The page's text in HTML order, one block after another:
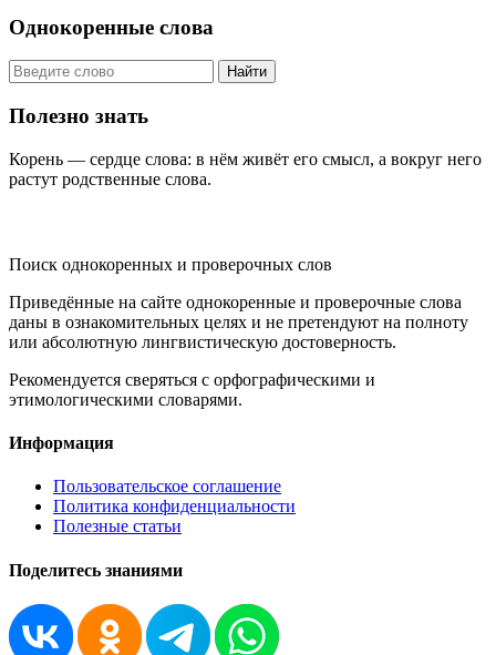
Однокоренные слова
Найти
Полезно знать
Корень — сердце слова: в нём живёт его смысл, а вокруг него
растут родственные слова.
Поиск однокоренных и проверочных слов
Приведённые на сайте однокоренные и проверочные слова
даны в ознакомительных целях и не претендуют на полноту
или абсолютную лингвистическую достоверность.
Рекомендуется сверяться с орфографическими и
этимологическими словарями.
Информация
Пользовательское соглашение
Политика конфиденциальности
Полезные статьи
Поделитесь знаниями